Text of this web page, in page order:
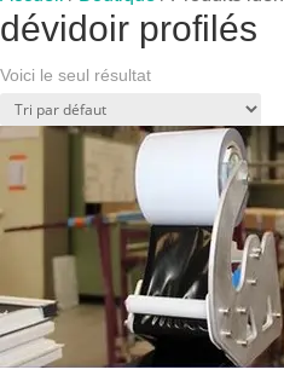
dévidoir profilés
Voici le seul résultat